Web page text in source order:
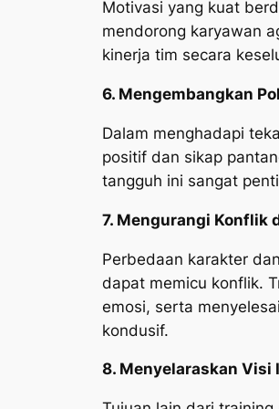
Motivasi yang kuat
mendorong karyawan
kinerja tim secara
6. Mengembangkan
Dalam menghadapi
positif dan sikap
tangguh ini sangat
7. Mengurangi Konflik
Perbedaan karakter
dapat memicu konflik.
emosi, serta
kondusif.
8. Menyelaraskan Visi